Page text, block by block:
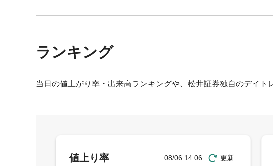
ランキング
当日の値上がり率・出来高ランキングや、松井証券独自のデイト